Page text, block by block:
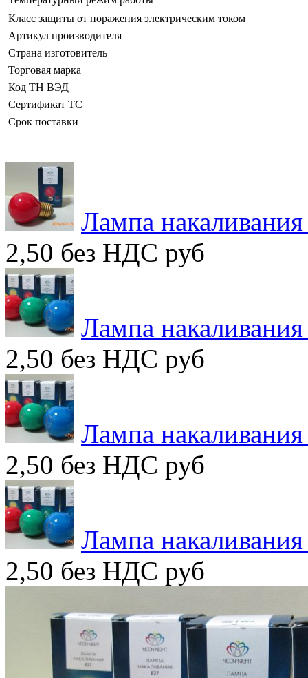
Класс защиты от поражения электрическим током
Артикул производителя
Страна изготовитель
Торговая марка
Код ТН ВЭД
Сертификат ТС
Срок поставки
Лампа
2,50 без НДС руб
Лампа
2,50 без НДС руб
Лампа
2,50 без НДС руб
Лампа
2,50 без НДС руб